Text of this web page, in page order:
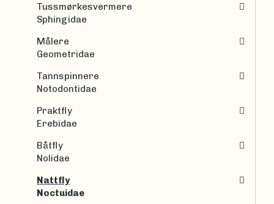
Tussmørkesvermere
Sphingidae
Målere
Geometridae
Tannspinnere
Notodontidae
Praktfly
Erebidae
Båtfly
Nolidae
Nattfly
Noctuidae